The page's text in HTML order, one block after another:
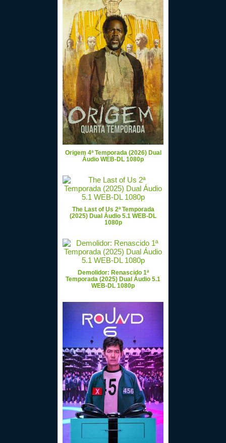
Origem 4ª Temporada (2026) Dual
Áudio WEB-DL 1080p
The Last of Us 2ª Temporada
(2025) Dual Áudio 5.1 WEB-DL
1080p
Demolidor: Renascido 1ª
Temporada (2025) Dual Áudio 5.1
WEB-DL 1080p